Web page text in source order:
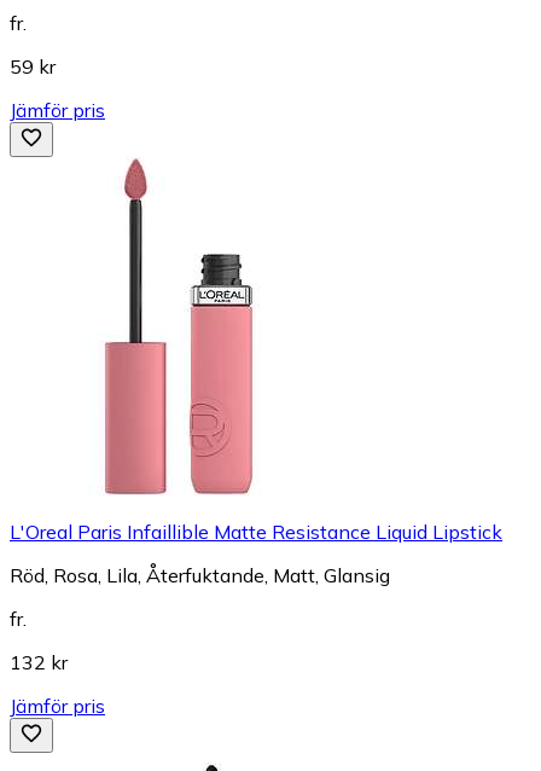
fr.
59 kr
Jämför pris
L'Oreal Paris Infaillible Matte Resistance Liquid Lipstick
Röd, Rosa, Lila, Återfuktande, Matt, Glansig
fr.
132 kr
Jämför pris